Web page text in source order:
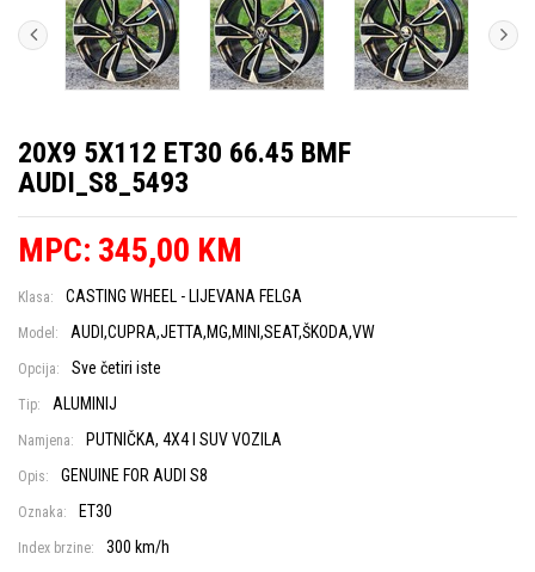
20X9 5X112 ET30 66.45 BMF
AUDI_S8_5493
MPC: 345,00 KM
Klasa: CASTING WHEEL - LIJEVANA FELGA
Model: AUDI,CUPRA,JETTA,MG,MINI,SEAT,ŠKODA,VW
Opcija: Sve četiri iste
Tip: ALUMINIJ
Namjena: PUTNIČKA, 4X4 I SUV VOZILA
Opis: GENUINE FOR AUDI S8
Oznaka: ET30
Index brzine: 300 km/h